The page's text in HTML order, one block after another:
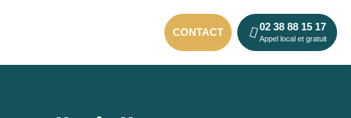
CONTACT 02 38 88 15 17
Appel local et gratuit